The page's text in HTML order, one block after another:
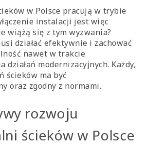
w Polsce pracują w trybie
instalacji jest więc
wiążą się z tym wyzwania?
działać efektywnie i zachować
nawet w trakcie
działań modernizacyjnych. Każdy,
ścieków ma być
oraz zgodny z normami.
rozwoju
ścieków w Polsce